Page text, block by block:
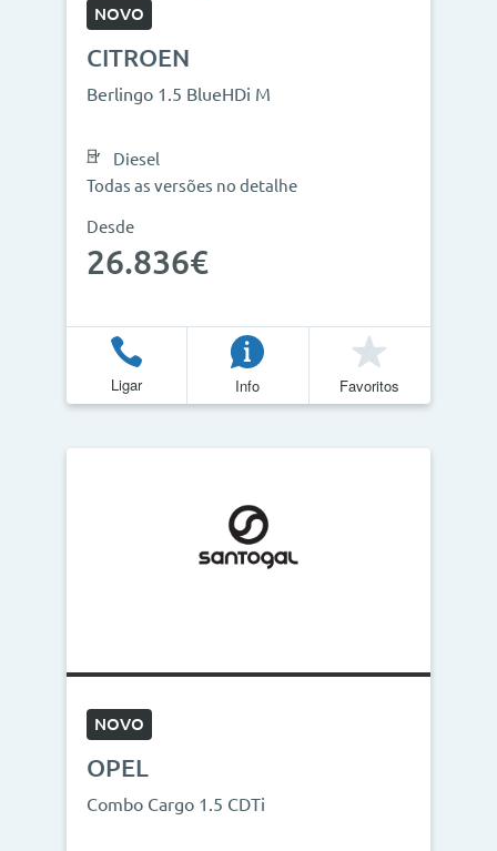
NOVO
CITROEN
Berlingo 1.5 BlueHDi M
Diesel
Todas as versões no detalhe
Desde
26.836€
Ligar Info Favoritos
NOVO
OPEL
Combo Cargo 1.5 CDTi